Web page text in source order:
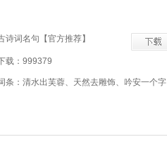
诗词名句【官方推荐】
载：999379
条：清水出芙蓉、天然去雕饰、吟安一个字